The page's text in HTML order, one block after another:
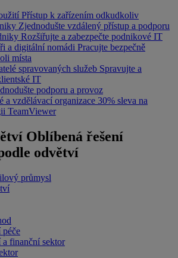
Přístup k zařízením odkudkoliv
Zjednodušte vzdálený přístup a podporu
Rozšiřujte a zabezpečte podnikové IT
a digitální nomádi Pracujte bezpečně
místa
spravovaných služeb Spravujte a
IT
podporu a provoz
a vzdělávací organizace 30% sleva na
TeamViewer
Oblíbená řešení
odvětví
průmysl
péče
finanční sektor